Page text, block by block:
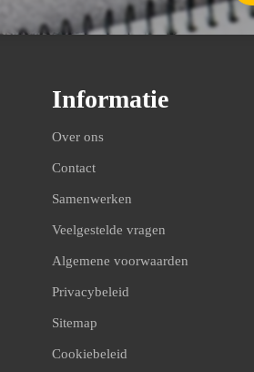
Informatie
Over ons
Contact
Samenwerken
Veelgestelde vragen
Algemene voorwaarden
Privacybeleid
Sitemap
Cookiebeleid